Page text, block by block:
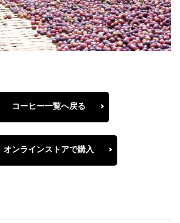
コーヒー一覧へ戻る
オンラインストアで購入